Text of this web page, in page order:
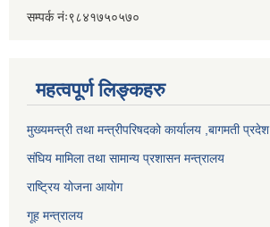
सम्पर्क नंः९८४१७५०५७०
महत्वपूर्ण लिङ्कहरु
मुख्यमन्त्री तथा मन्त्रीपरिषदको कार्यालय ,बागमती प्रदेश
संघिय मामिला तथा सामान्य प्रशासन मन्त्रालय
राष्ट्रिय योजना आयोग
गूह मन्त्रालय